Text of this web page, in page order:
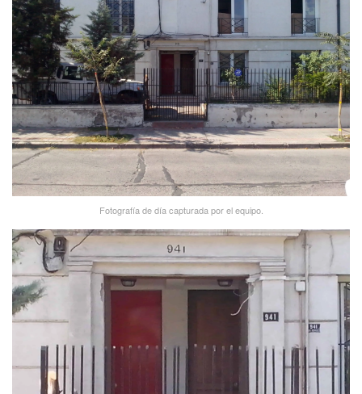
Fotografí­a de dí­a capturada por el equipo.